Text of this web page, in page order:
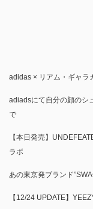
adidas × リアム・ギャラ
adiadsにて自分の顔のシ
で
【本日発売】
ラボ
あの東京発ブランド
【12/24 UPDATE】